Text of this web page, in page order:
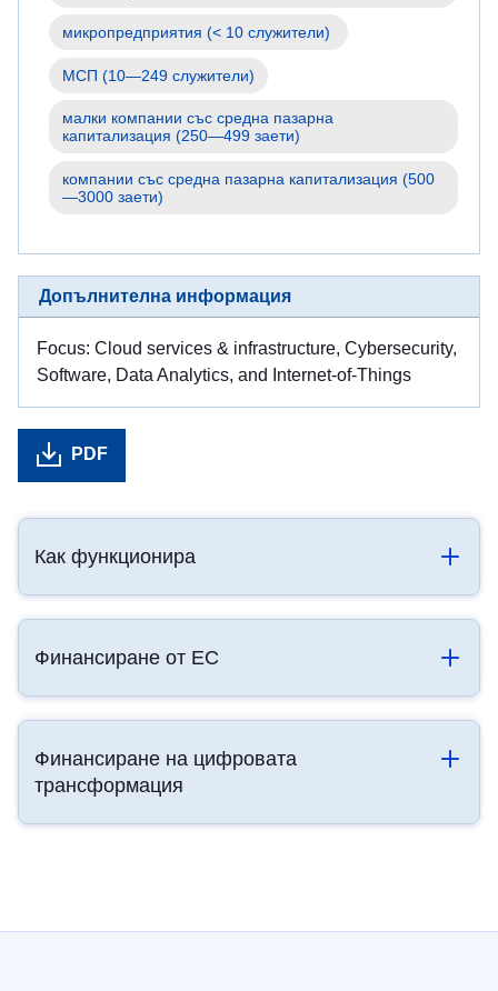
МСП (10—249 служители)
малки компании със средна пазарна
капитализация (250—499 заети)
компании със средна пазарна капитализация (500
—3000 заети)
Допълнителна информация
Focus: Cloud services & infrastructure, Cybersecurity,
Software, Data Analytics, and Internet-of-Things
PDF
Как функционира
Финансиране от ЕС
Финансиране на цифровата
трансформация